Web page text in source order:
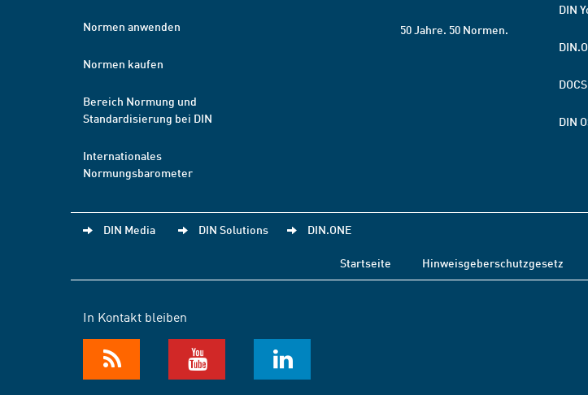
Normen anwenden
Normen kaufen
Bereich Normung und
Standardisierung bei DIN
Internationales
Normungsbarometer
50 Jahre. 50 Normen.
DIN
DIN
DIN Media DIN Solutions DIN.ONE
Startseite Hinweisgeberschutzgesetz
In Kontakt bleiben